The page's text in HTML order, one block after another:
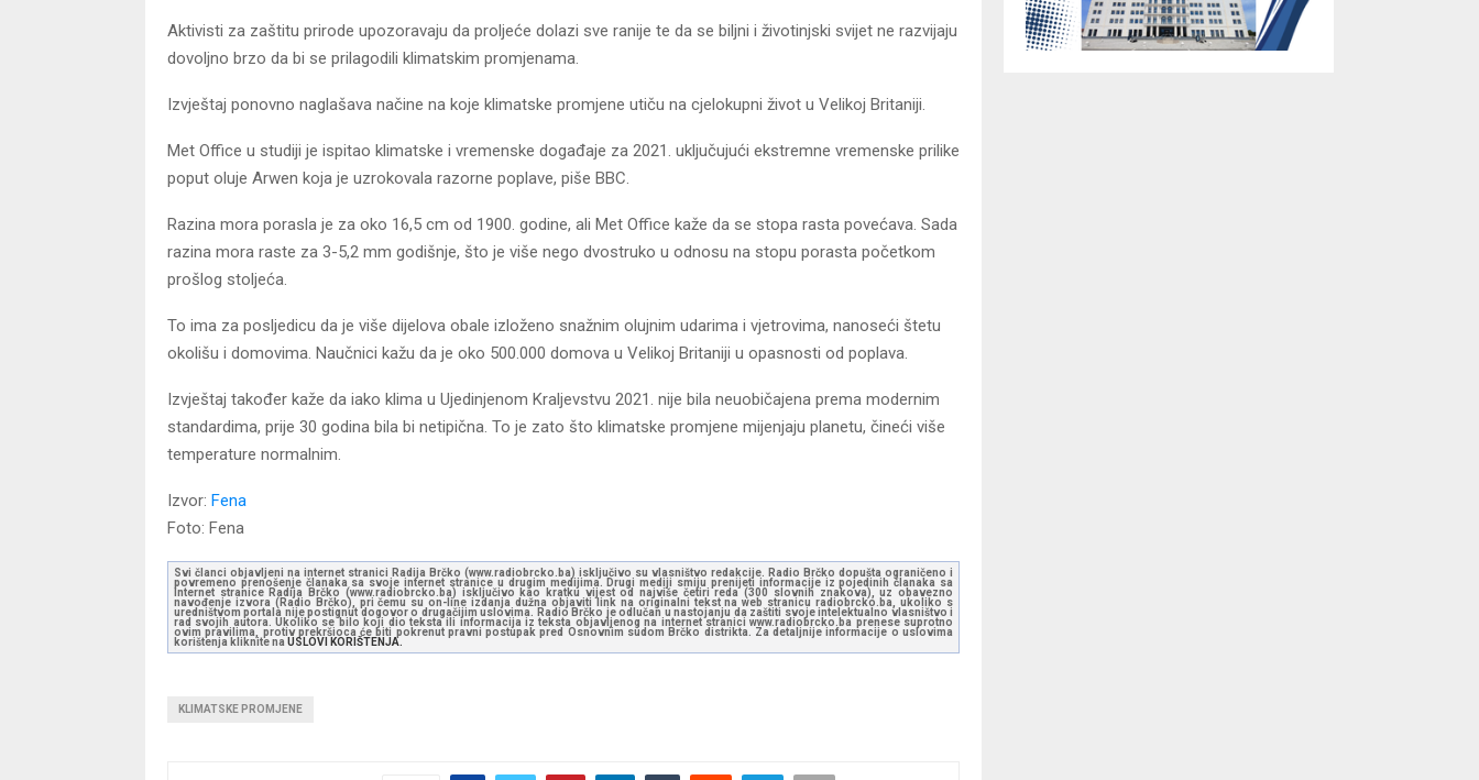
Aktivisti za zaštitu prirode upozoravaju da proljeće dolazi sve ranije te da se biljni i životinjski svijet ne razvijaju
dovoljno brzo da bi se prilagodili klimatskim promjenama.
Izvještaj ponovno naglašava načine na koje klimatske promjene utiču na cjelokupni život u Velikoj Britaniji.
Met Office u studiji je ispitao klimatske i vremenske događaje za 2021. uključujući ekstremne vremenske prilike
poput oluje Arwen koja je uzrokovala razorne poplave, piše BBC.
Razina mora porasla je za oko 16,5 cm od 1900. godine, ali Met Office kaže da se stopa rasta povećava. Sada
razina mora raste za 3-5,2 mm godišnje, što je više nego dvostruko u odnosu na stopu porasta početkom
prošlog stoljeća.
To ima za posljedicu da je više dijelova obale izloženo snažnim olujnim udarima i vjetrovima, nanoseći štetu
okolišu i domovima. Naučnici kažu da je oko 500.000 domova u Velikoj Britaniji u opasnosti od poplava.
Izvještaj također kaže da iako klima u Ujedinjenom Kraljevstvu 2021. nije bila neuobičajena prema modernim
standardima, prije 30 godina bila bi netipična. To je zato što klimatske promjene mijenjaju planetu, čineći više
temperature normalnim.
Izvor: Fena
Foto: Fena
Svi članci objavljeni na internet stranici Radija Brčko (www.radiobrcko.ba) isključivo su vlasništvo redakcije. Radio Brčko dopušta ograničeno i
povremeno prenošenje članaka sa svoje internet stranice u drugim medijima. Drugi mediji smiju prenijeti informacije iz pojedinih članaka sa
Internet stranice Radija Brčko (www.radiobrcko.ba) isključivo kao kratku vijest od najviše četiri reda (300 slovnih znakova), uz obavezno
navođenje izvora (Radio Brčko), pri čemu su on-line izdanja dužna objaviti link na originalni tekst na web stranicu radiobrcko.ba, ukoliko s
uredništvom portala nije postignut dogovor o drugačijim uslovima. Radio Brčko je odlučan u nastojanju da zaštiti svoje intelektualno vlasništvo i
rad svojih autora. Ukoliko se bilo koji dio teksta ili informacija iz teksta objavljenog na internet stranici www.radiobrcko.ba prenese suprotno
ovim pravilima, protiv prekršioca će biti pokrenut pravni postupak pred Osnovnim sudom Brčko distrikta. Za detaljnije informacije o uslovima
korištenja kliknite na USLOVI KORIŠTENJA.
KLIMATSKE PROMJENE